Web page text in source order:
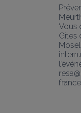
Vous
Gîtes